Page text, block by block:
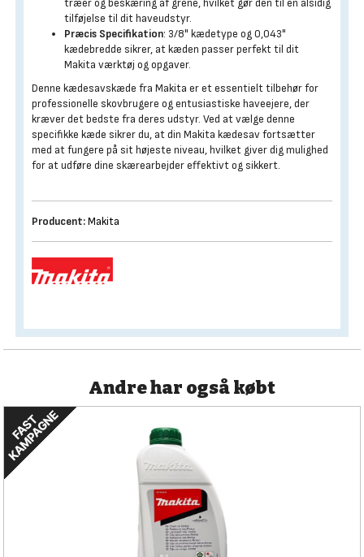
træer og beskæring af grene, hvilket gør den til en alsidig
tilføjelse til dit haveudstyr.
Præcis Specifikation: 3/8" kædetype og 0,043"
kædebredde sikrer, at kæden passer perfekt til dit
Makita værktøj og opgaver.
Denne kædesavskæde fra Makita er et essentielt tilbehør for
professionelle skovbrugere og entusiastiske haveejere, der
kræver det bedste fra deres udstyr. Ved at vælge denne
specifikke kæde sikrer du, at din Makita kædesav fortsætter
med at fungere på sit højeste niveau, hvilket giver dig mulighed
for at udføre dine skærearbejder effektivt og sikkert.
Producent:Makita
Andre har også købt